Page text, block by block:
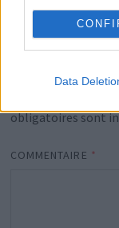
Data
Laisser un
obligatoires sont
COMMENTAIRE *